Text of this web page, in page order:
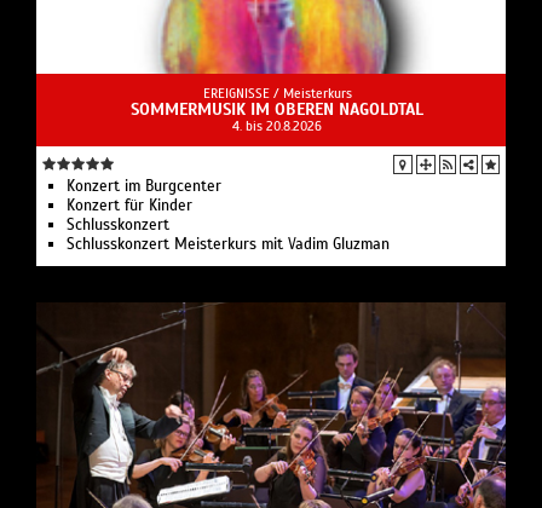
EREIGNISSE / Meisterkurs
SOMMERMUSIK IM OBEREN NAGOLDTAL
4. bis 20.8.2026
Konzert im Burgcenter
Konzert für Kinder
Schlusskonzert
Schlusskonzert Meisterkurs mit Vadim Gluzman